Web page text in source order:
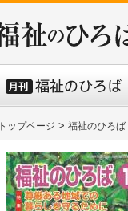
トップページ > 福祉のひろば